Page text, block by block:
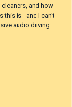
and how
this is - and I can't
audio driving